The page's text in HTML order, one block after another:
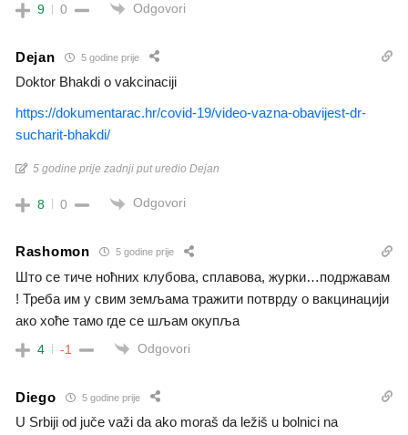
9 0 Odgovori
Dejan 5 godine prije
Doktor Bhakdi o vakcinaciji
https://dokumentarac.hr/covid-19/video-vazna-obavijest-dr-
sucharit-bhakdi/
5 godine prije zadnji put uredio Dejan
8 0 Odgovori
Rashomon 5 godine prije
Што се тиче ноћних клубова, сплавова, журки…подржавам
! Треба им у свим земљама тражити потврду о вакцинацији
ако хоће тамо где се шљам окупља
4 -1 Odgovori
Diego 5 godine prije
U Srbiji od juče važi da ako moraš da ležiš u bolnici na